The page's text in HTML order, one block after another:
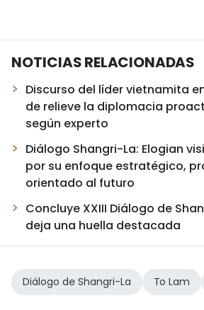
NOTICIAS RELACIONADAS
Discurso del líder vietnamita
de relieve la diplomacia
según experto
Diálogo Shangri-La: Elogian
por su enfoque estratégico,
orientado al futuro
Concluye XXIII Diálogo de
deja una huella destacada
Diálogo de Shangri-La To Lam